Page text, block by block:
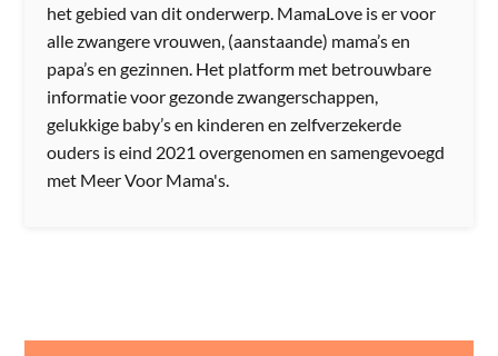
het gebied van dit onderwerp. MamaLove is er voor
alle zwangere vrouwen, (aanstaande) mama’s en
papa’s en gezinnen. Het platform met betrouwbare
informatie voor gezonde zwangerschappen,
gelukkige baby’s en kinderen en zelfverzekerde
ouders is eind 2021 overgenomen en samengevoegd
met Meer Voor Mama's.